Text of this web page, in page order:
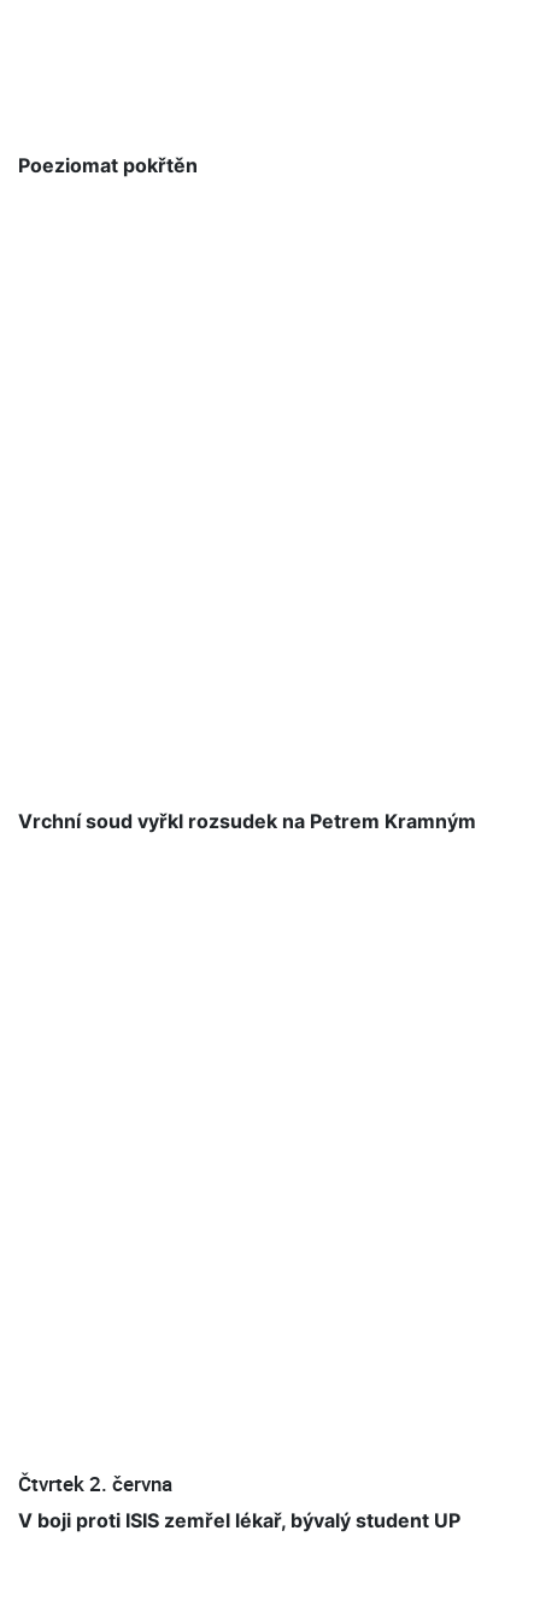
Poeziomat pokřtěn
Vrchní soud vyřkl rozsudek na Petrem Kramným
Čtvrtek 2. června
V boji proti ISIS zemřel lékař, bývalý student UP